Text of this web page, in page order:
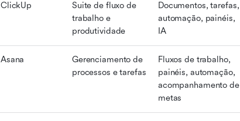
ClickUp
Suite de fluxo de
trabalho e
produtividade
Documentos, tarefas,
automação, painéis,
IA
Asana
Gerenciamento de
processos e tarefas
Fluxos de trabalho,
painéis, automação,
acompanhamento de
metas